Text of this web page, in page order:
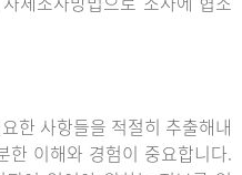
한 사항들을 적절히 추출해내
한 이해와 경험이 중요합니다.